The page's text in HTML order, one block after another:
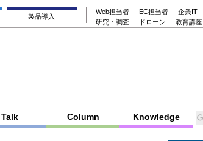
製品導入
Web担当者 EC担当者 企業IT
研究・調査
ドローン 教育講座
Talk Column Knowledge